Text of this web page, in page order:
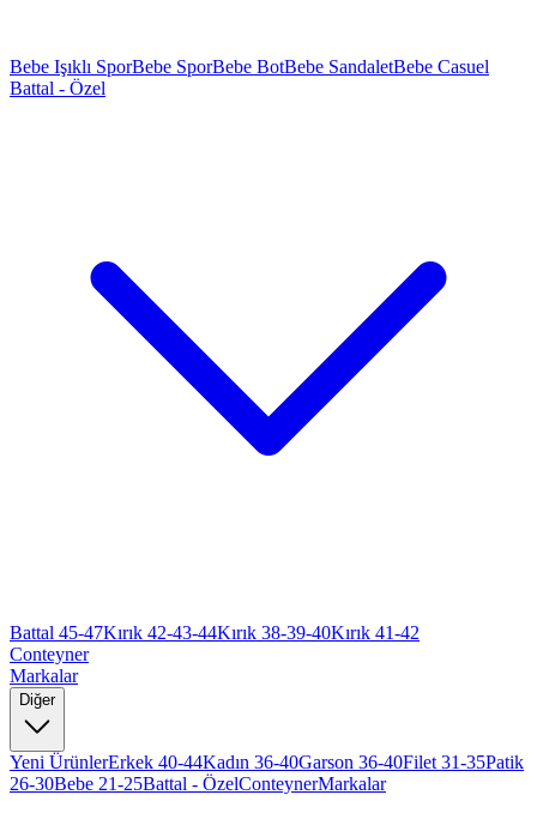
Bebe Işıklı SporBebe SporBebe BotBebe SandaletBebe Casuel
Battal - Özel
Battal 45-47Kırık 42-43-44Kırık 38-39-40Kırık 41-42
Conteyner
Markalar
Diğer
Yeni ÜrünlerErkek 40-44Kadın 36-40Garson 36-40Filet 31-35Patik
26-30Bebe 21-25Battal - ÖzelConteynerMarkalar